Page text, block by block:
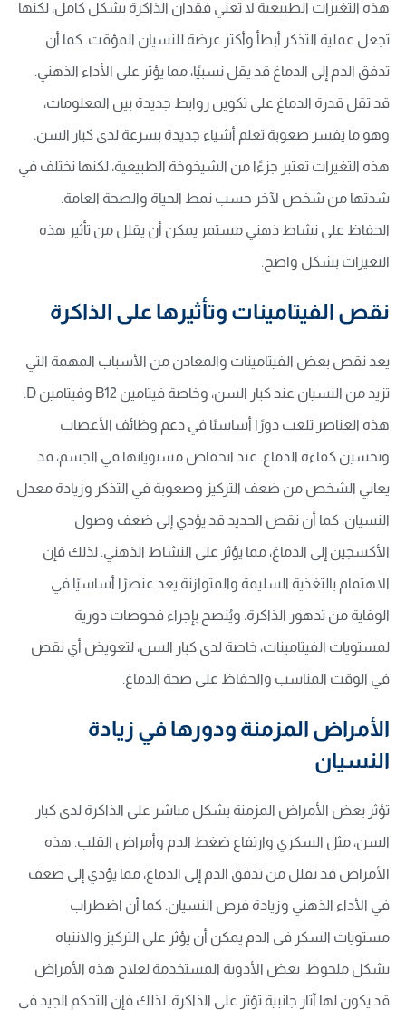
هذه التغيرات الطبيعية لا تعني فقدان الذاكرة بشكل كامل، لكنها
تجعل عملية التذكر أبطأ وأكثر عرضة للنسيان المؤقت. كما أن
تدفق الدم إلى الدماغ قد يقل نسبيًا، مما يؤثر على الأداء الذهني.
قد تقل قدرة الدماغ على تكوين روابط جديدة بين المعلومات،
وهو ما يفسر صعوبة تعلم أشياء جديدة بسرعة لدى كبار السن.
هذه التغيرات تعتبر جزءًا من الشيخوخة الطبيعية، لكنها تختلف في
شدتها من شخص لآخر حسب نمط الحياة والصحة العامة.
الحفاظ على نشاط ذهني مستمر يمكن أن يقلل من تأثير هذه
التغيرات بشكل واضح.
نقص الفيتامينات وتأثيرها على الذاكرة
يعد نقص بعض الفيتامينات والمعادن من الأسباب المهمة التي
تزيد من النسيان عند كبار السن، وخاصة فيتامين B12 وفيتامين D.
هذه العناصر تلعب دورًا أساسيًا في دعم وظائف الأعصاب
وتحسين كفاءة الدماغ. عند انخفاض مستوياتها في الجسم، قد
يعاني الشخص من ضعف التركيز وصعوبة في التذكر وزيادة معدل
النسيان. كما أن نقص الحديد قد يؤدي إلى ضعف وصول
الأكسجين إلى الدماغ، مما يؤثر على النشاط الذهني. لذلك فإن
الاهتمام بالتغذية السليمة والمتوازنة يعد عنصرًا أساسيًا في
الوقاية من تدهور الذاكرة. ويُنصح بإجراء فحوصات دورية
لمستويات الفيتامينات، خاصة لدى كبار السن، لتعويض أي نقص
في الوقت المناسب والحفاظ على صحة الدماغ.
الأمراض المزمنة ودورها في زيادة
النسيان
تؤثر بعض الأمراض المزمنة بشكل مباشر على الذاكرة لدى كبار
السن، مثل السكري وارتفاع ضغط الدم وأمراض القلب. هذه
الأمراض قد تقلل من تدفق الدم إلى الدماغ، مما يؤدي إلى ضعف
في الأداء الذهني وزيادة فرص النسيان. كما أن اضطراب
مستويات السكر في الدم يمكن أن يؤثر على التركيز والانتباه
بشكل ملحوظ. بعض الأدوية المستخدمة لعلاج هذه الأمراض
قد يكون لها آثار جانبية تؤثر على الذاكرة. لذلك فإن التحكم الجيد في